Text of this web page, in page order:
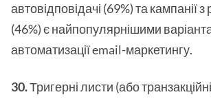
автовідповідачі (69%) та кампанії з
(46%) є найпопулярнішими
автоматизації email-маркетингу.
30.Тригерні листи (або